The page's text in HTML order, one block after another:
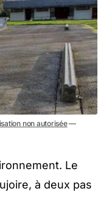
non autorisée—
Le
à deux pas